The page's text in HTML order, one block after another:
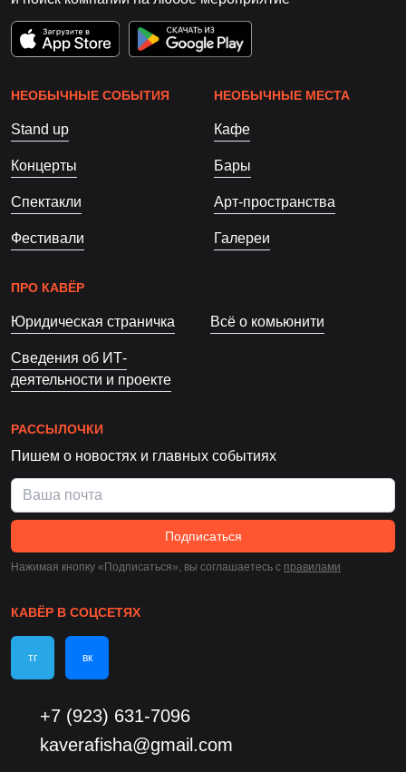
НЕОБЫЧНЫЕ СОБЫТИЯ
Stand up
Концерты
Спектакли
Фестивали
НЕОБЫЧНЫЕ МЕСТА
Кафе
Бары
Арт-пространства
Галереи
ПРО КАВЁР
Юридическая страничка Всё о комьюнити
Сведения об ИТ-
деятельности и проекте
РАССЫЛОЧКИ
Пишем о новостях и главных событиях
Подписаться
Нажимая кнопку «Подписаться», вы соглашаетесь c правилами
КАВЁР В СОЦСЕТЯХ
тг вк
+7 (923) 631-7096
kaverafisha@gmail.com